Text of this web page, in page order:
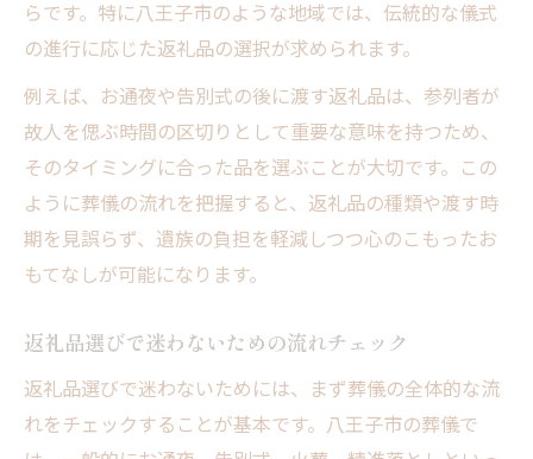
らです。特に八王子市のような地域では、伝統的な儀式
の進行に応じた返礼品の選択が求められます。
例えば、お通夜や告別式の後に渡す返礼品は、参列者が
故人を偲ぶ時間の区切りとして重要な意味を持つため、
そのタイミングに合った品を選ぶことが大切です。この
ように葬儀の流れを把握すると、返礼品の種類や渡す時
期を見誤らず、遺族の負担を軽減しつつ心のこもったお
もてなしが可能になります。
返礼品選びで迷わないための流れチェック
返礼品選びで迷わないためには、まず葬儀の全体的な流
れをチェックすることが基本です。八王子市の葬儀で